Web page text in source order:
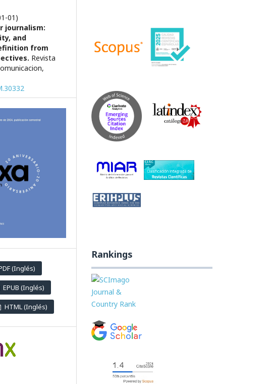
(Inglés)
EPUB (Inglés)
HTML (Inglés)
01)
journalism:
and
from
Revista
06-01)
at the
Journalism
and
problems of
72, 57-75.
Rankings